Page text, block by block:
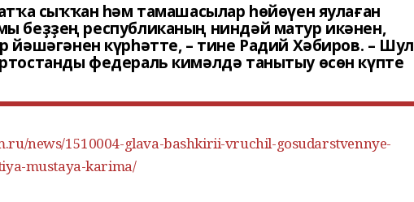
сыҡҡан һәм тамашасылар һөйөүен яулаған
беҙҙең республиканың ниндәй матур икәнен,
йәшәгәнен күрһәтте, – тине Радий Хәбиров. – Шул
федераль кимәлдә танытыу өсөн күпте
news/1510004-glava-bashkirii-vruchil-gosudarstvennye-
mustaya-karima/